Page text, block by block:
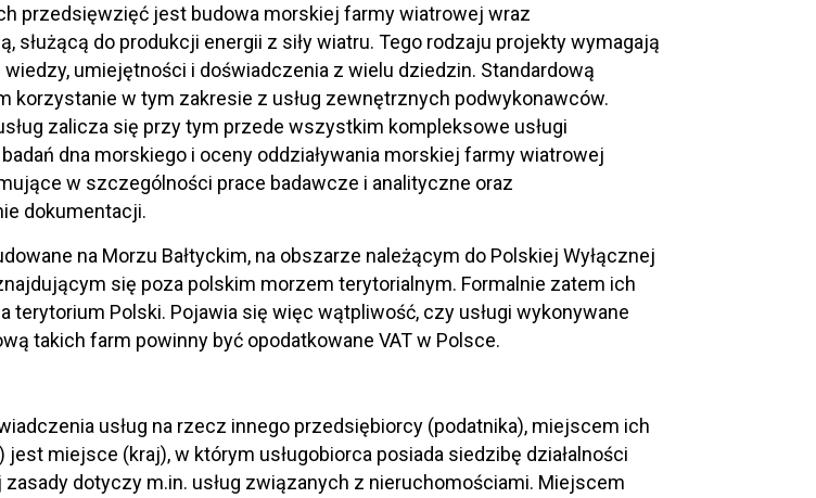
przedsięwzięć jest budowa morskiej farmy wiatrowej wraz
służącą do produkcji energii z siły wiatru. Tego rodzaju projekty wymagają
umiejętności i doświadczenia z wielu dziedzin. Standardową
korzystanie w tym zakresie z usług zewnętrznych podwykonawców.
zalicza się przy tym przede wszystkim kompleksowe usługi
dna morskiego i oceny oddziaływania morskiej farmy wiatrowej
w szczególności prace badawcze i analityczne oraz
dokumentacji.
na Morzu Bałtyckim, na obszarze należącym do Polskiej Wyłącznej
się poza polskim morzem terytorialnym. Formalnie zatem ich
terytorium Polski. Pojawia się więc wątpliwość, czy usługi wykonywane
takich farm powinny być opodatkowane VAT w Polsce.
usług na rzecz innego przedsiębiorcy (podatnika), miejscem ich
miejsce (kraj), w którym usługobiorca posiada siedzibę działalności
dotyczy m.in. usług związanych z nieruchomościami. Miejscem